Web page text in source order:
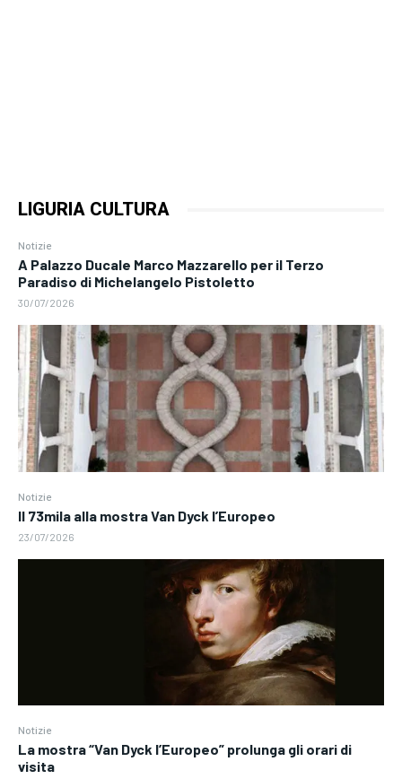
LIGURIA CULTURA
Notizie
A Palazzo Ducale Marco Mazzarello per il Terzo
Paradiso di Michelangelo Pistoletto
30/07/2026
Notizie
Il 73mila alla mostra Van Dyck l’Europeo
23/07/2026
Notizie
La mostra “Van Dyck l’Europeo” prolunga gli orari di
visita